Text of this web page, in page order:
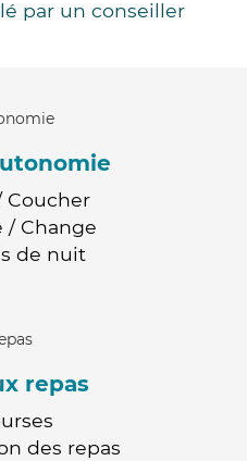
par un conseiller
Coucher
/ Change
de nuit
repas
des repas